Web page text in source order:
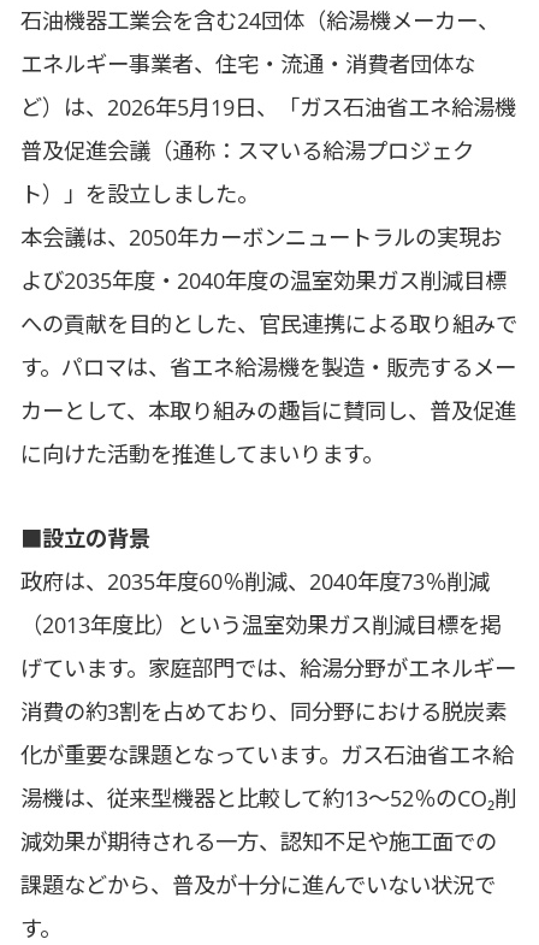
石油機器工業会を含む24団体（給湯機メーカー、
エネルギー事業者、住宅・流通・消費者団体な
ど）は、2026年5月19日、「ガス石油省エネ給湯機
普及促進会議（通称：スマいる給湯プロジェク
ト）」を設立しました。
本会議は、2050年カーボンニュートラルの実現お
よび2035年度・2040年度の温室効果ガス削減目標
への貢献を目的とした、官民連携による取り組みで
す。パロマは、省エネ給湯機を製造・販売するメー
カーとして、本取り組みの趣旨に賛同し、普及促進
に向けた活動を推進してまいります。
■設立の背景
政府は、2035年度60％削減、2040年度73％削減
（2013年度比）という温室効果ガス削減目標を掲
げています。家庭部門では、給湯分野がエネルギー
消費の約3割を占めており、同分野における脱炭素
化が重要な課題となっています。ガス石油省エネ給
湯機は、従来型機器と比較して約13～52％のCO₂削
減効果が期待される一方、認知不足や施工面での
課題などから、普及が十分に進んでいない状況で
す。